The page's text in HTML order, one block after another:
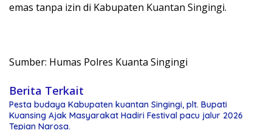
emas tanpa izin di Kabupaten Kuantan Singingi.
Sumber: Humas Polres Kuanta Singingi
Berita Terkait
Pesta budaya Kabupaten kuantan Singingi, plt. Bupati
Kuansing Ajak Masyarakat Hadiri Festival pacu jalur 2026
Tepian Narosa.